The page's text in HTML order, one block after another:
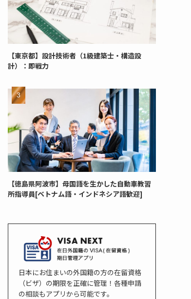
【東京都】設計技術者（1級建築士・構造設
計）：即戦力
【徳島県阿波市】母国語を生かした自動車教習
所指導員[ベトナム語・インドネシア語歓迎]
日本にお住まいの外国籍の方の在留資格
（ビザ）の期限を正確に管理！各種申請
の相談もアプリから可能です。